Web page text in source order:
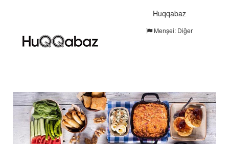
Huqqabaz
Menşei: Diğer